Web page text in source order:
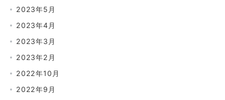
2023年5月
2023年4月
2023年3月
2023年2月
2022年10月
2022年9月